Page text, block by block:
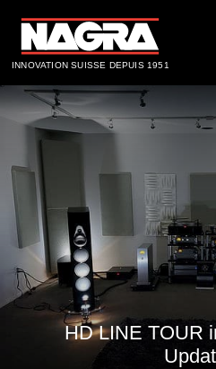
INNOVATION SUISSE DEPUIS 1951
HD LINE TOUR